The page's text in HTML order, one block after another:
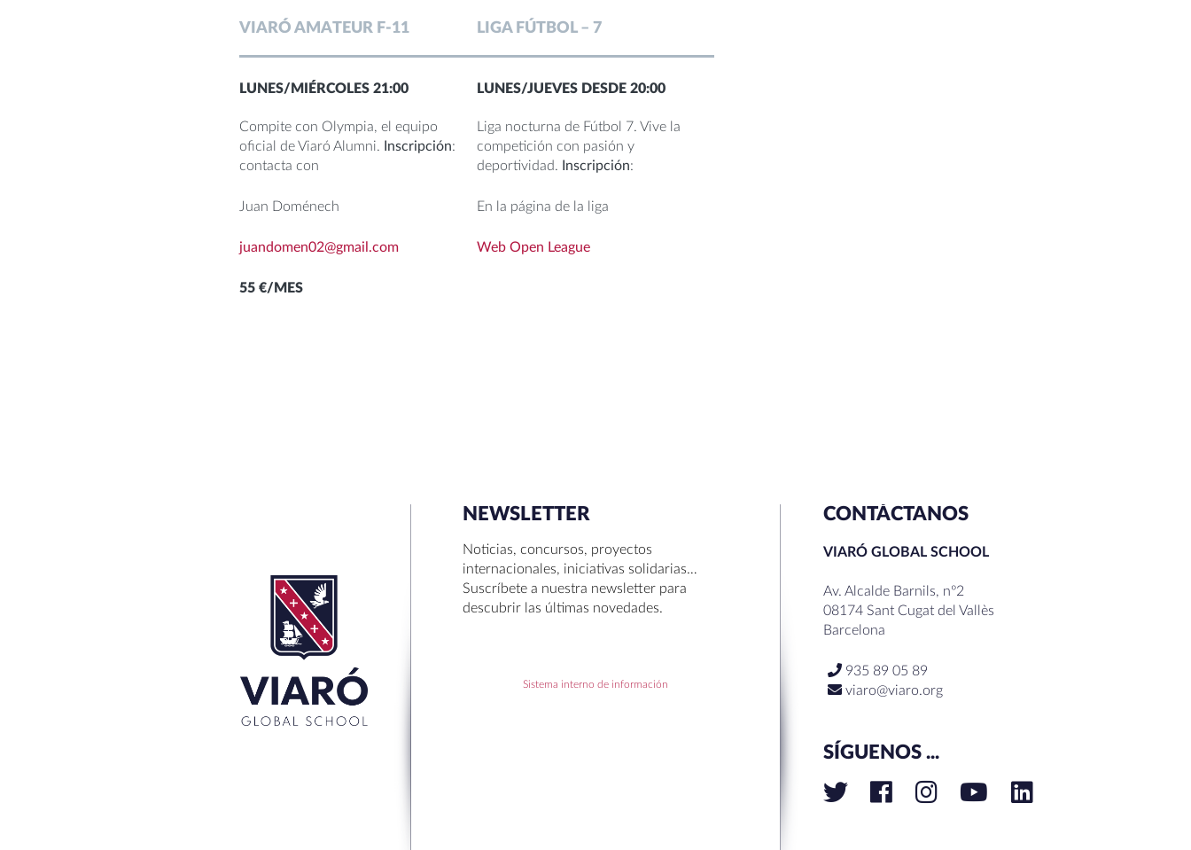
VIARÓ AMATEUR F-11
LUNES/MIÉRCOLES 21:00
Compite con Olympia, el equipo
oficial de Viaró Alumni.
Inscripción:
contacta con
Juan Doménech
juandomen02@gmail.com
55 €/MES
LIGA FÚTBOL – 7
LUNES/JUEVES DESDE 20:00
Liga nocturna de Fútbol 7. Vive la
competición con pasión y
deportividad.
Inscripción:
En la página de la liga
Web Open League
NEWSLETTER
Noticias, concursos, proyectos
internacionales, iniciativas solidarias…
Suscríbete a nuestra newsletter para
descubrir las últimas novedades.
Sistema interno de información
CONTÁCTANOS
VIARÓ GLOBAL SCHOOL
Av. Alcalde Barnils, nº2
08174 Sant Cugat del Vallès
Barcelona
935 89 05 89
viaro@viaro.org
SÍGUENOS ...